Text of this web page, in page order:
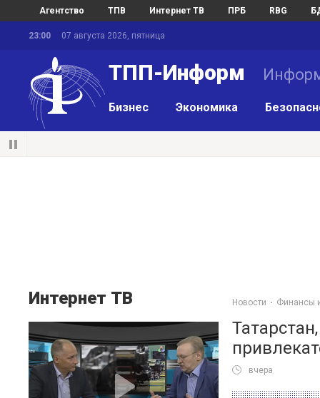
Агентство ТПВ Интернет ТВ ПРБ RBG
23:00 07 августа 2026, пятница
ТПП-Информ
Бизнес Экономика
Интернет ТВ Новости Финансы
вчера